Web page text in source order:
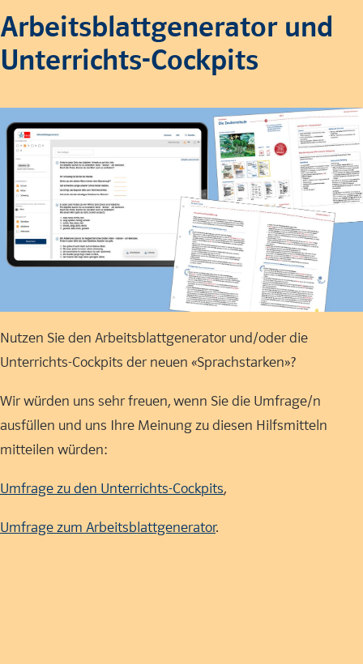
Arbeitsblattgenerator und
Unterrichts-Cockpits
Nutzen Sie den Arbeitsblattgenerator und/oder die
Unterrichts-Cockpits der neuen «Sprachstarken»?
Wir würden uns sehr freuen, wenn Sie die Umfrage/n
ausfüllen und uns Ihre Meinung zu diesen Hilfsmitteln
mitteilen würden:
Umfrage zu den Unterrichts-Cockpits,
Umfrage zum Arbeitsblattgenerator.